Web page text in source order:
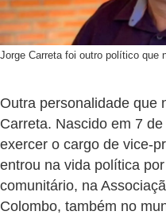
Jorge Carreta foi outro político que
Outra personalidade que
Carreta. Nascido em 7
exercer o cargo de vice-
entrou na vida política
comunitário, na
Colombo, também no